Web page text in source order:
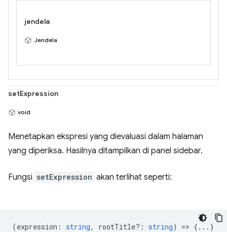
jendela
Jendela
setExpression
void
Menetapkan ekspresi yang dievaluasi dalam halaman
yang diperiksa. Hasilnya ditampilkan di panel sidebar.
Fungsi setExpression akan terlihat seperti:
(expression : string, rootTitle? : string) => {...}